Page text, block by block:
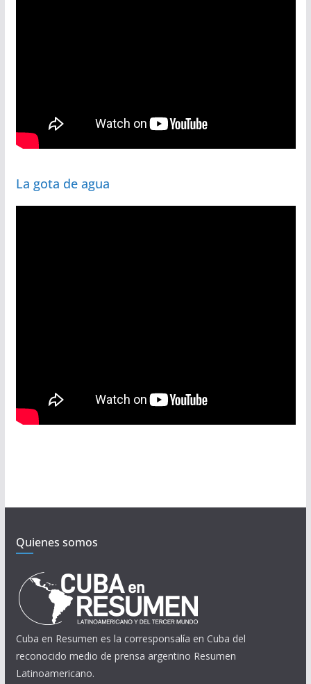
La gota de agua
Quienes somos
Cuba en Resumen es la corresponsalía en Cuba del
reconocido medio de prensa argentino Resumen
Latinoamericano.